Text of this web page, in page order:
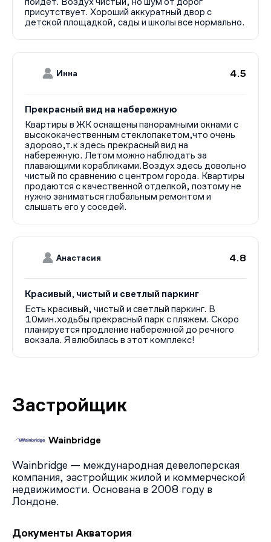
присутствует. Хороший аккуратный двор с
детской площадкой, сады и школы все нормально.
Инна 4.5
Прекрасный вид на набережную
Квартиры в ЖК оснащены панорамными окнами с
высококачественным стеклопакетом,что очень
здорово,т.к здесь прекрасный вид на
набережную. Летом можно наблюдать за
плавающими корабликами.Воздух здесь довольно
чистый по сравнению с центром города. Квартиры
продаются с качественной отделкой, поэтому не
нужно заниматься глобальным ремонтом и
слышать его у соседей.
Анастасия 4.8
Красивый, чистый и светлый паркинг
Есть красивый, чистый и светлый паркинг. В
10мин.ходьбы прекрасный парк с пляжем. Скоро
планируется продление набережной до речного
вокзала. Я влюбилась в этот комплекс!
Застройщик
Wainbridge
Wainbridge — международная девелоперская
компания, застройщик жилой и коммерческой
недвижимости. Основана в 2008 году в
Лондоне.
Документы Акватория